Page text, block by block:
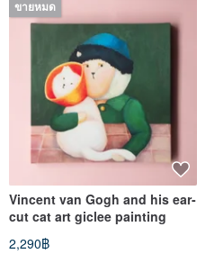
ขายหมด
Vincent van Gogh and his ear-
cut cat art giclee painting
2,290฿